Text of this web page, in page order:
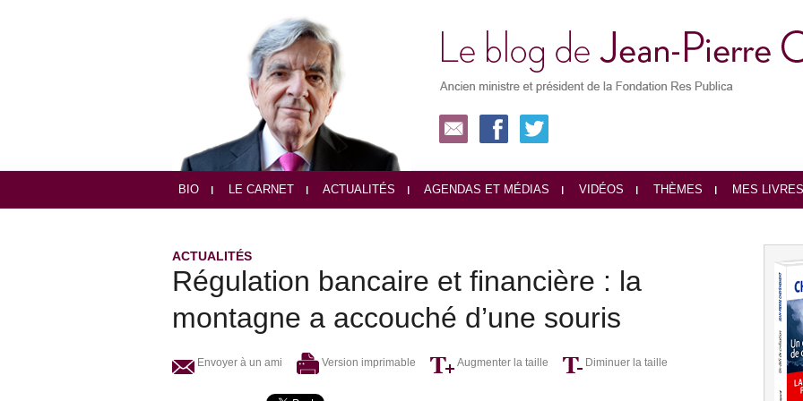
BIO LE CARNET ACTUALITÉS AGENDAS ET MÉDIAS VIDÉOS THÈMES MES LIVRES
ACTUALITÉS
Régulation bancaire et financière : la
montagne a accouché d’une souris
Envoyer à un ami Version imprimable Augmenter la taille Diminuer la taille